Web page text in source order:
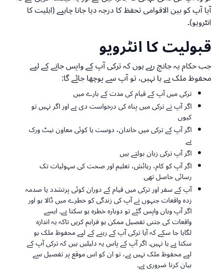
آیا آپ کو بین الاقوامی تحفظ کا درجہ دیا جانا چاہیے (اہلیت کا
انٹرویو)۔
قبولیت کا انٹرویو
جب حکام یہ جانچ رہے ہوں کہ ترکی آپ کے واپس جانے کے لیے
محفوظ ملک ہے یا نہیں، تو آپ سے پوچھا جائے گا:
ترکی میں آپ کے قیام کی مدت کے بارے میں
اگر آپ نے ترکی میں پناہ کی درخواست دی ہے اور اگر نہیں تو
کیوں
اگر آپ کے ترکی میں خاندان، دوست یا کوئی معاون نیٹ ورک
ہے
اگر آپ ترکی زبان بولتے ہیں
اگر آپ کو کام، رہائش، تعلیم اور صحت کی سہولیات تک
رسائی حاصل تھی
آپ کے سفر اور ترکی میں قیام کے دوران کوئی پرتشدد یا صدمہ
زدہ واقعات جنہوں نے آپ کی زندگی کو خطرے میں ڈالا ہو اور
اگر آپ وہاں واپس گئے تو دوبارہ خطرہ ہو سکتا ہے۔ ایسے
واقعات کی جتنی تفصیل ممکن ہو فراہم کریں تاکہ یہ اندازہ
لگایا جا سکے کہ آیا ترکی آپ کے رہنے کے لیے محفوظ ملک ہو
سکتا ہے یا نہیں۔ اگر آپ کے پاس یہ دلیلیں ہیں کہ ترکی آپ کے
لیے محفوظ ملک نہیں ہے، تو ان کو اس موقع پر تفصیل سے
بیان کرنا ضروری ہے۔